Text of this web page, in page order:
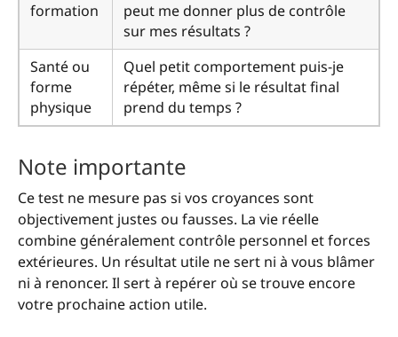
formation
peut me donner plus de contrôle
sur mes résultats ?
Santé ou
forme
physique
Quel petit comportement puis-je
répéter, même si le résultat final
prend du temps ?
Note importante
Ce test ne mesure pas si vos croyances sont
objectivement justes ou fausses. La vie réelle
combine généralement contrôle personnel et forces
extérieures. Un résultat utile ne sert ni à vous blâmer
ni à renoncer. Il sert à repérer où se trouve encore
votre prochaine action utile.